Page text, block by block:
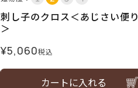
刺し子のクロス＜あじさい便り
＞
¥5,060税込
カートに入れる